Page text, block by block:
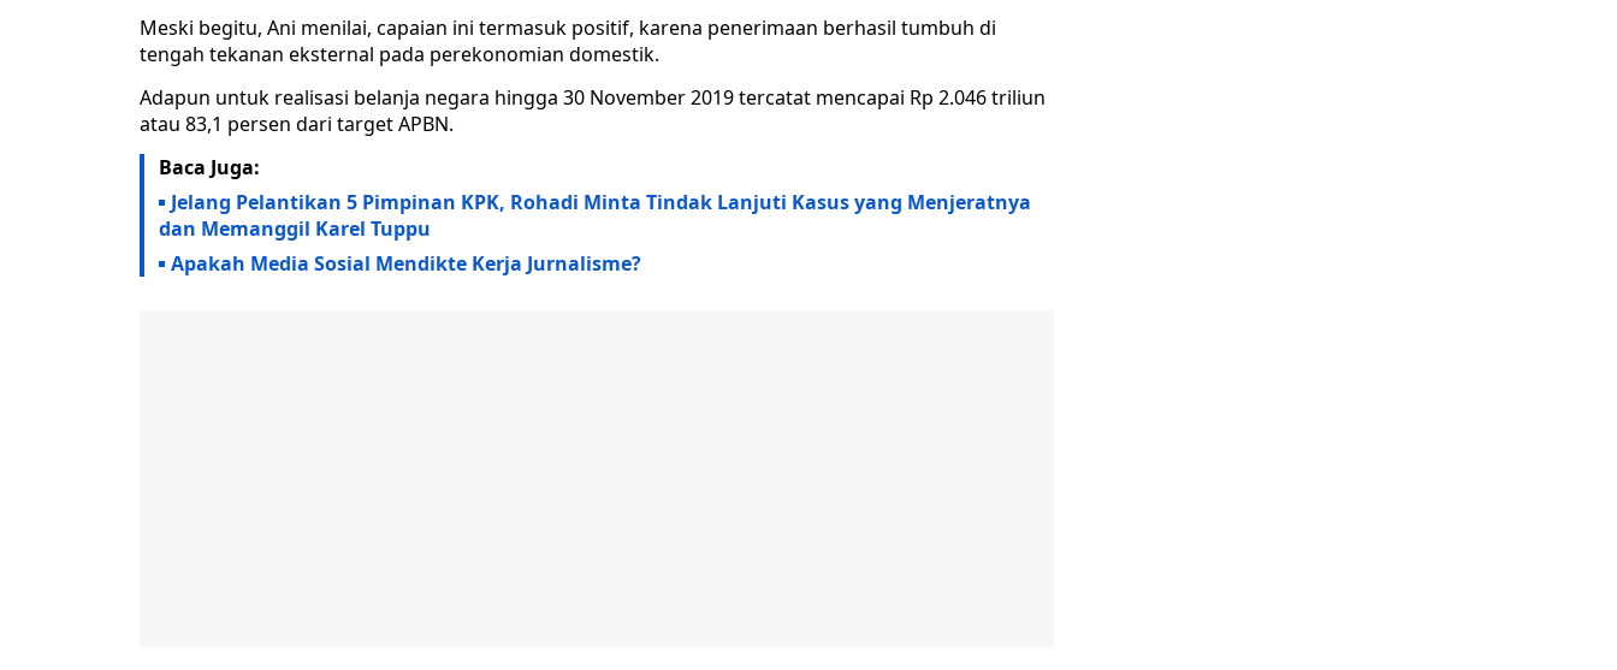
Meski begitu, Ani menilai, capaian ini termasuk positif, karena penerimaan berhasil tumbuh di
tengah tekanan eksternal pada perekonomian domestik.
Adapun untuk realisasi belanja negara hingga 30 November 2019 tercatat mencapai Rp 2.046 triliun
atau 83,1 persen dari target APBN.
Baca Juga:
Jelang Pelantikan 5 Pimpinan KPK, Rohadi Minta Tindak Lanjuti Kasus yang Menjeratnya
dan Memanggil Karel Tuppu
Apakah Media Sosial Mendikte Kerja Jurnalisme?